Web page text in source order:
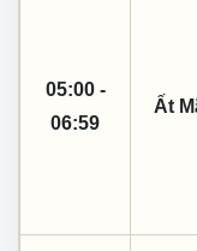
05:00 -
06:59
Ất